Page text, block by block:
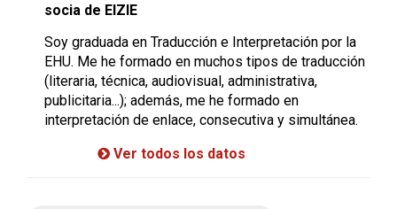
socia de EIZIE
Soy graduada en Traducción e Interpretación por la
EHU. Me he formado en muchos tipos de traducción
(literaria, técnica, audiovisual, administrativa,
publicitaria...); además, me he formado en
interpretación de enlace, consecutiva y simultánea.
Ver todos los datos